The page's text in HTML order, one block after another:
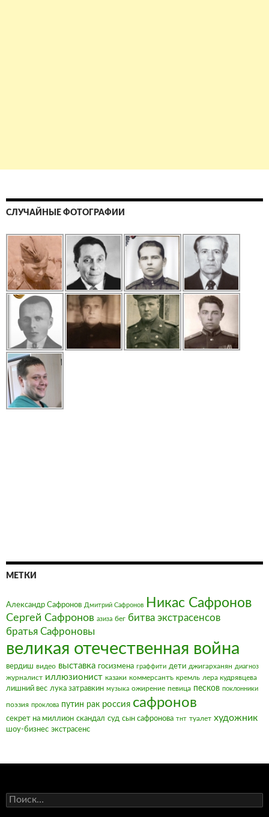
СЛУЧАЙНЫЕ ФОТОГРАФИИ
МЕТКИ
Александр Сафронов Дмитрий Сафронов Никас Сафронов
Сергей Сафронов азиза бег битва экстрасенсов
братья Сафроновы
великая отечественная война
вердиш видео выставка госизмена граффити дети джигарханян диагноз
журналист иллюзионист казаки коммерсантъ кремль лера кудрявцева
лишний вес лука затравкин музыка ожирение певица песков поклонники
поэзия проклова путин рак россия сафронов
секрет на миллион скандал суд сын сафронова тнт туалет художник
шоу-бизнес экстрасенс
Найти: